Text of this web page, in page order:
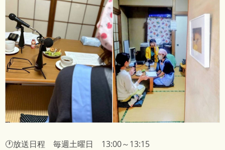
🕐放送日程 毎週土曜日 13:00～13:15